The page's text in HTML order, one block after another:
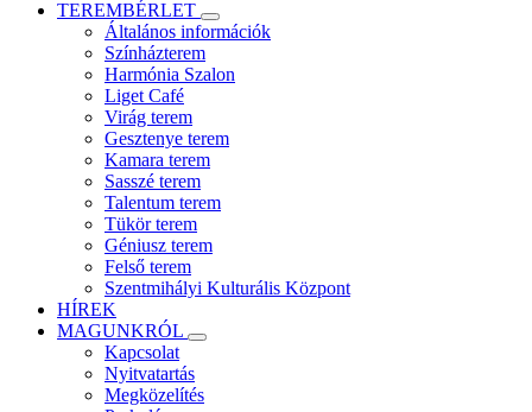
TEREMBÉRLET
Általános információk
Színházterem
Harmónia Szalon
Liget Café
Virág terem
Gesztenye terem
Kamara terem
Sasszé terem
Talentum terem
Tükör terem
Géniusz terem
Felső terem
Szentmihályi Kulturális Központ
HÍREK
MAGUNKRÓL
Kapcsolat
Nyitvatartás
Megközelítés